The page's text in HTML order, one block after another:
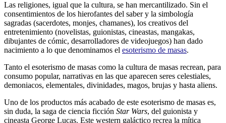
Las religiones, igual que la cultura, se han mercantilizado. Sin el
consentimientos de los hierofantes del saber y la simbología
sagradas (sacerdotes, monjes, chamanes), los creativos del
entretenimiento (novelistas, guionistas, cineastas, mangakas,
dibujantes de cómic, desarrolladores de videojuegos) han dado
nacimiento a lo que denominamos el esoterismo de masas.
Tanto el esoterismo de masas como la cultura de masas recrean, para
consumo popular, narrativas en las que aparecen seres celestiales,
demoniacos, elementales, divinidades, magos, brujas y hasta aliens.
Uno de los productos más acabado de este esoterismo de masas es,
sin duda, la saga de ciencia ficción Star Wars, del guionista y
cineasta George Lucas. Este western galáctico recrea la mítica